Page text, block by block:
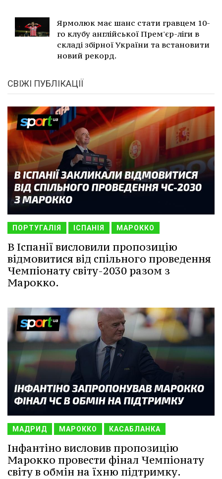
Ярмолюк має шанс стати гравцем 10-
го клубу англійської Прем'єр-ліги в
складі збірної України та встановити
новий рекорд.
СВІЖІ ПУБЛІКАЦІЇ
ПОРТУГАЛІЯ ІСПАНІЯ МАРОККО
В Іспанії висловили пропозицію
відмовитися від спільного проведення
Чемпіонату світу-2030 разом з
Марокко.
МАДРИД МАРОККО КАСАБЛАНКА
Інфантіно висловив пропозицію
Марокко провести фінал Чемпіонату
світу в обмін на їхню підтримку.